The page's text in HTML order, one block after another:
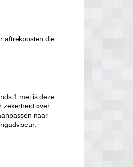
aftrekposten die
1 mei is deze
zekerheid over
naar